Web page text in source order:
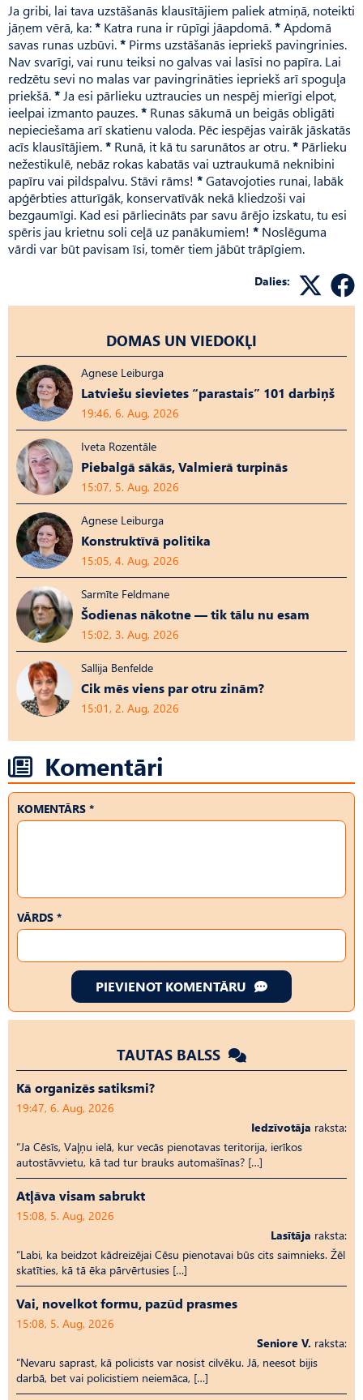
Ja gribi, lai tava uzstāšanās klausītājiem paliek atmiņā, noteikti
jāņem vērā, ka:* Katra runa ir rūpīgi jāapdomā.*Apdomā
savas runas uzbūvi.* Pirms uzstāšanās iepriekš pavingrinies.
Nav svarīgi, vai runu teiksi no galvas vai lasīsi no papīra. Lai
redzētu sevi no malas var pavingrināties iepriekš arī spoguļa
priekšā.* Ja esi pārlieku uztraucies un nespēj mierīgi elpot,
ieelpai izmanto pauzes.* Runas sākumā un beigās obligāti
nepieciešama arī skatienu valoda. Pēc iespējas vairāk jāskatās
acīs klausītājiem.* Runā, it kā tu sarunātos ar otru.* Pārlieku
nežestikulē, nebāz rokas kabatās vai uztraukumā neknibini
papīru vai pildspalvu. Stāvi rāms! *Gatavojoties runai, labāk
apģērbties atturīgāk, konservatīvāk nekā kliedzoši vai
bezgaumīgi. Kad esi pārliecināts par savu ārējo izskatu, tu esi
spēris jau krietnu soli ceļā uz panākumiem! * Noslēguma
vārdi var būt pavisam īsi, tomēr tiem jābūt trāpīgiem.
Dalies:
DOMAS UN VIEDOKĻI
Agnese Leiburga
Latviešu sievietes “parastais” 101 darbiņš
19:46, 6. Aug, 2026
Iveta Rozentāle
Piebalgā sākās, Valmierā turpinās
15:07, 5. Aug, 2026
Agnese Leiburga
Konstruktīvā politika
15:05, 4. Aug, 2026
Sarmīte Feldmane
Šodienas nākotne — tik tālu nu esam
15:02, 3. Aug, 2026
Sallija Benfelde
Cik mēs viens par otru zinām?
15:01, 2. Aug, 2026
Komentāri
KOMENTĀRS *
VĀRDS *
PIEVIENOT KOMENTĀRU
TAUTAS BALSS
Kā organizēs satiksmi?
19:47, 6. Aug, 2026
Iedzīvotāja raksta:
“Ja Cēsīs, Vaļņu ielā, kur vecās pienotavas teritorija, ierīkos
autostāvvietu, kā tad tur brauks automašīnas? […]
Atļāva visam sabrukt
15:08, 5. Aug, 2026
Lasītāja raksta:
“Labi, ka beidzot kādreizējai Cēsu pienotavai būs cits saimnieks. Žēl
skatīties, kā tā ēka pārvērtusies […]
Vai, novelkot formu, pazūd prasmes
15:08, 5. Aug, 2026
Seniore V. raksta:
“Nevaru saprast, kā policists var nosist cilvēku. Jā, neesot bijis
darbā, bet vai policistiem neiemāca, […]